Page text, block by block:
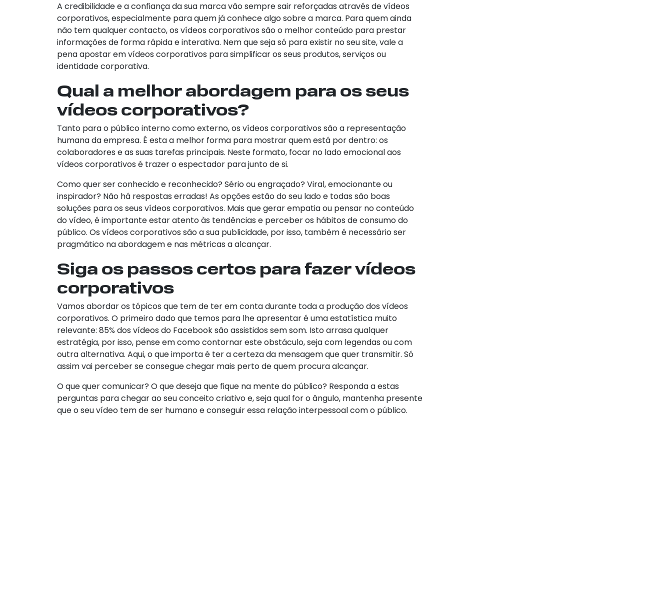
A credibilidade e a confiança da sua marca vão sempre sair reforçadas através de vídeos
corporativos, especialmente para quem já conhece algo sobre a marca. Para quem ainda
não tem qualquer contacto, os vídeos corporativos são o melhor conteúdo para prestar
informações de forma rápida e interativa. Nem que seja só para existir no seu site, vale a
pena apostar em vídeos corporativos para simplificar os seus produtos, serviços ou
identidade corporativa.
Qual a melhor abordagem para os seus
vídeos corporativos?
Tanto para o público interno como externo, os vídeos corporativos são a representação
humana da empresa. É esta a melhor forma para mostrar quem está por dentro: os
colaboradores e as suas tarefas principais. Neste formato, focar no lado emocional aos
vídeos corporativos é trazer o espectador para junto de si.
Como quer ser conhecido e reconhecido? Sério ou engraçado? Viral, emocionante ou
inspirador? Não há respostas erradas! As opções estão do seu lado e todas são boas
soluções para os seus vídeos corporativos. Mais que gerar empatia ou pensar no conteúdo
do vídeo, é importante estar atento às tendências e perceber os hábitos de consumo do
público. Os vídeos corporativos são a sua publicidade, por isso, também é necessário ser
pragmático na abordagem e nas métricas a alcançar.
Siga os passos certos para fazer vídeos
corporativos
Vamos abordar os tópicos que tem de ter em conta durante toda a produção dos vídeos
corporativos. O primeiro dado que temos para lhe apresentar é uma estatística muito
relevante: 85% dos vídeos do Facebook são assistidos sem som. Isto arrasa qualquer
estratégia, por isso, pense em como contornar este obstáculo, seja com legendas ou com
outra alternativa. Aqui, o que importa é ter a certeza da mensagem que quer transmitir. Só
assim vai perceber se consegue chegar mais perto de quem procura alcançar.
O que quer comunicar? O que deseja que fique na mente do público? Responda a estas
perguntas para chegar ao seu conceito criativo e, seja qual for o ângulo, mantenha presente
que o seu vídeo tem de ser humano e conseguir essa relação interpessoal com o público.